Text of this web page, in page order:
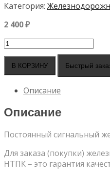
Категория:
2 400₽
Количество
Поднять
токоприемник
электропоезде
В КОРЗИНУ Быстрый
Описание
Описание
Постоянный сигнальный
Для заказа (покупки)
НТПК – это гарантия